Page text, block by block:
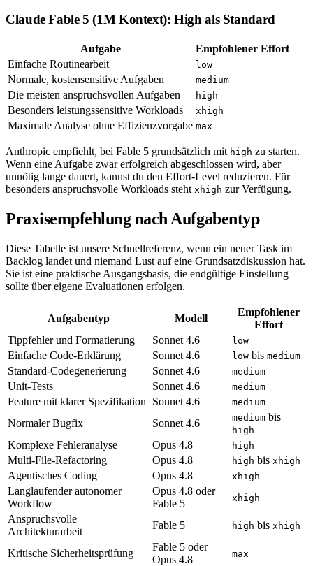
Claude Fable 5 (1M Kontext): High als Standard
Aufgabe
Empfohlener Effort
Einfache Routinearbeit
low
Normale, kostensensitive Aufgaben medium
Die meisten anspruchsvollen Aufgaben high
Besonders leistungssensitive Workloads xhigh
Maximale Analyse ohne Effizienzvorgabe max
Anthropic empfiehlt, bei Fable 5 grundsätzlich mit high zu starten.
Wenn eine Aufgabe zwar erfolgreich abgeschlossen wird, aber
unnötig lange dauert, kannst du den Effort-Level reduzieren. Für
besonders anspruchsvolle Workloads steht xhigh zur Verfügung.
Praxisempfehlung nach Aufgabentyp
Diese Tabelle ist unsere Schnellreferenz, wenn ein neuer Task im
Backlog landet und niemand Lust auf eine Grundsatzdiskussion hat.
Sie ist eine praktische Ausgangsbasis, die endgültige Einstellung
sollte über eigene Evaluationen erfolgen.
Aufgabentyp Modell
Empfohlener
Effort
Tippfehler und Formatierung
Sonnet 4.6 low
Einfache Code-Erklärung Sonnet 4.6 low bis medium
Standard-Codegenerierung Sonnet 4.6 medium
Unit-Tests Sonnet 4.6 medium
Feature mit klarer Spezifikation Sonnet 4.6 medium
Normaler Bugfix Sonnet 4.6 medium bis
high
Komplexe Fehleranalyse Opus 4.8 high
Multi-File-Refactoring Opus 4.8 high bis xhigh
Agentisches Coding Opus 4.8 xhigh
Langlaufender autonomer
Workflow
Opus 4.8 oder
Fable 5
xhigh
Anspruchsvolle
Architekturarbeit
Fable 5 high bis xhigh
Kritische Sicherheitsprüfung
Fable 5 oder
Opus 4.8
max